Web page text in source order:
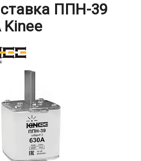
ППН-39
Kinee